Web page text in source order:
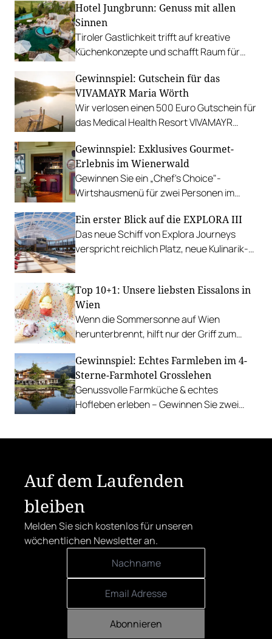
Hotel Jungbrunn: Genuss mit allen
Sinnen
Tiroler Gastlichkeit trifft auf kreative
Küchenkonzepte und schafft Raum für
Gewinnen Sie eine Auszeit in Tannheim.
Gewinnspiel: Gutschein für das
VIVAMAYR Maria Wörth
Wir verlosen einen 500 Euro Gutschein für
das Medical Health Resort VIVAMAYR
Gewinnspiel: Exklusives Gourmet-
Erlebnis im Wienerwald
Gewinnen Sie ein „Chef's Choice"-
Wirtshausmenü für zwei Personen im
Gumpoldskirchen.
Ein erster Blick auf die EXPLORA III
Das neue Schiff von Explora Journeys
verspricht reichlich Platz, neue Kulinarik-
Top 10+1: Unsere liebsten Eissalons in
Wien
Wenn die Sommersonne auf Wien
herunterbrennt, hilft nur der Griff zum
uns am liebsten ab.
Gewinnspiel: Echtes Farmleben im 4-
Sterne-Farmhotel Grosslehen
Genussvolle Farmküche & echtes
Hofleben erleben – Gewinnen Sie zwei
Auf dem Laufenden
bleiben
Melden Sie sich kostenlos für unseren
wöchentlichen Newsletter an.
Abonnieren